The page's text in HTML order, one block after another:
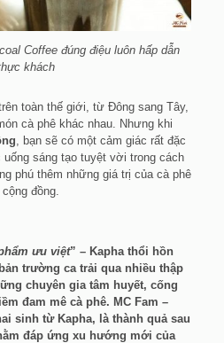
Coffee đúng điệu luôn hấp dẫn
khách
toàn thế giới, từ Đông sang Tây,
cà phê khác nhau. Nhưng khi
, bạn sẽ có một cảm giác rất đặc
sáng tạo tuyệt vời trong cách
phú thêm những giá trị của cà phê
đồng.
ưu việt” – Kapha thổi hồn
trường ca trải qua nhiều thập
chuyên gia tâm huyết, cống
đam mê cà phê. MC Fam –
sinh từ Kapha, là thành quả sau
đáp ứng xu hướng mới của